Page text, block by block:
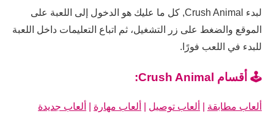
لبدء Crush Animal, كل ما عليك هو الدخول إلى اللعبة على
الموقع والضغط على زر التشغيل، ثم اتباع التعليمات داخل اللعبة
للبدء في اللعب فورًا.
🕹️ أقسام Crush Animal:
ألعاب مطابقة ألعاب توصيل ألعاب مهارة ألعاب جديدة